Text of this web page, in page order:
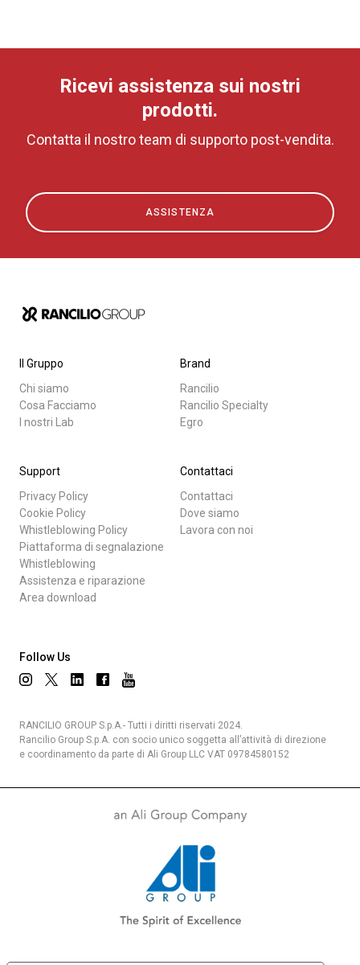
Ricevi assistenza sui nostri
prodotti.
Contatta il nostro team di supporto post-vendita.
ASSISTENZA
Il Gruppo
Chi siamo
Cosa Facciamo
I nostri Lab
Brand
Rancilio
Rancilio Specialty
Egro
Support
Privacy Policy
Cookie Policy
Whistleblowing Policy
Piattaforma di segnalazione
Whistleblowing
Assistenza e riparazione
Area download
Contattaci
Contattaci
Dove siamo
Lavora con noi
Follow Us
RANCILIO GROUP S.p.A.- Tutti i diritti riservati 2024.
Rancilio Group S.p.A. con socio unico soggetta all’attività di direzione
e coordinamento da parte di Ali Group LLC VAT 09784580152
Tutti
News
Altro
Sostenibilità
Connect
Privacy Policy